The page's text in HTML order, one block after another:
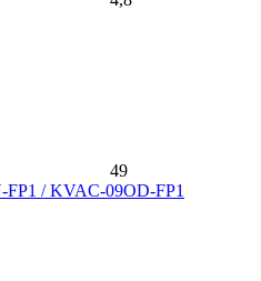
49
/ KVAC-09OD-FP1